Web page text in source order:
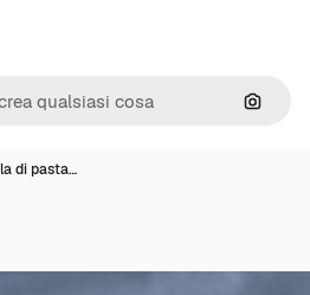
Cerca
di pasta…